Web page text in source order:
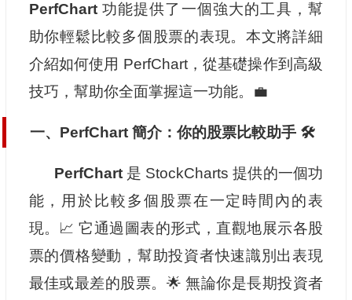
PerfChart功能提供了一個強大的工具，幫
助你輕鬆比較多個股票的表現。本文將詳細
介紹如何使用 PerfChart，從基礎操作到高級
技巧，幫助你全面掌握這一功能。💼
一、PerfChart 簡介：你的股票比較助手 🛠️
PerfChart是 StockCharts 提供的一個功
能，用於比較多個股票在一定時間內的表
現。📈 它通過圖表的形式，直觀地展示各股
票的價格變動，幫助投資者快速識別出表現
最佳或最差的股票。🌟 無論你是長期投資者